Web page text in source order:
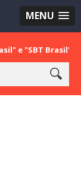
MENU
confira os